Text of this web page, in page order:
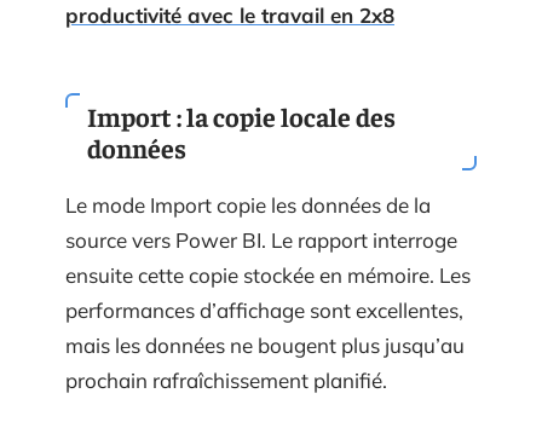
productivité avec le travail en 2x8
Import : la copie locale des
données
Le mode Import copie les données de la
source vers Power BI. Le rapport interroge
ensuite cette copie stockée en mémoire. Les
performances d’affichage sont excellentes,
mais les données ne bougent plus jusqu’au
prochain rafraîchissement planifié.